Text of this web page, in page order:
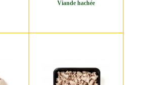
Viande hachée